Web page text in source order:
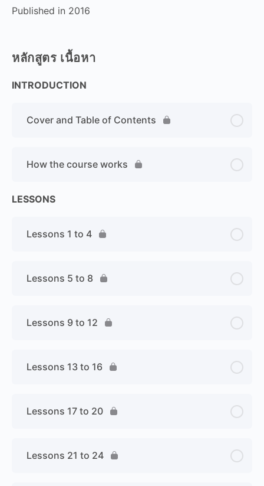
Published in 2016
หลักสูตร เนื้อหา
INTRODUCTION
Cover and Table of Contents
How the course works
LESSONS
Lessons 1 to 4
Lessons 5 to 8
Lessons 9 to 12
Lessons 13 to 16
Lessons 17 to 20
Lessons 21 to 24